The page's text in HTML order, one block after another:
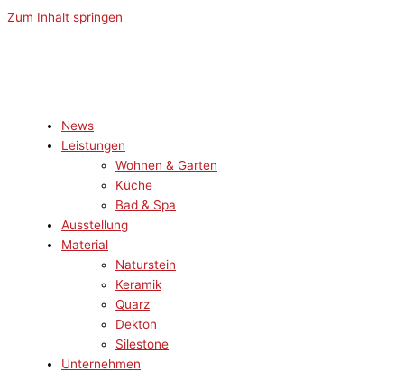
Zum Inhalt springen
News
Leistungen
Wohnen & Garten
Küche
Bad & Spa
Ausstellung
Material
Naturstein
Keramik
Quarz
Dekton
Silestone
Unternehmen